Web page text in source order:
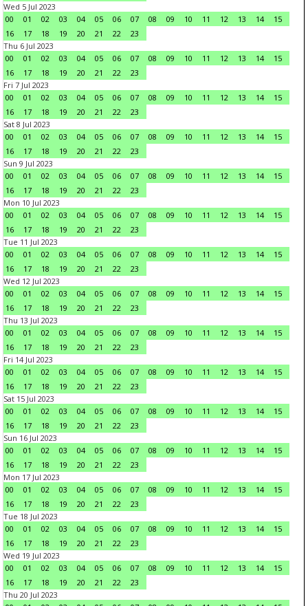
Wed 5 Jul 2023
00
01 02 03 04 05 06 07 08 09 10 11 12 13 14
15
16
17 18 19 20 21 22
23
Thu 6 Jul 2023
00
01 02 03 04 05 06 07 08 09 10 11 12 13 14
15
16
17 18 19 20 21 22
23
Fri 7 Jul 2023
00
01 02 03 04 05 06 07 08 09 10 11 12 13 14
15
16
17 18 19 20 21 22
23
Sat 8 Jul 2023
00
01 02 03 04 05 06 07 08 09 10 11 12 13 14
15
16
17 18 19 20 21 22
23
Sun 9 Jul 2023
00
01 02 03 04 05 06 07 08 09 10 11 12 13 14
15
16
17 18 19 20 21 22
23
Mon 10 Jul 2023
00
01 02 03 04 05 06 07 08 09 10 11 12 13 14
15
16
17 18 19 20 21 22
23
Tue 11 Jul 2023
00
01 02 03 04 05 06 07 08 09 10 11 12 13 14
15
16
17 18 19 20 21 22
23
Wed 12 Jul 2023
00
01 02 03 04 05 06 07 08 09 10 11 12 13 14
15
16
17 18 19 20 21 22
23
Thu 13 Jul 2023
00
01 02 03 04 05 06 07 08 09 10 11 12 13 14
15
16
17 18 19 20 21 22
23
Fri 14 Jul 2023
00
01 02 03 04 05 06 07 08 09 10 11 12 13 14
15
16
17 18 19 20 21 22
23
Sat 15 Jul 2023
00
01 02 03 04 05 06 07 08 09 10 11 12 13 14
15
16
17 18 19 20 21 22
23
Sun 16 Jul 2023
00
01 02 03 04 05 06 07 08 09 10 11 12 13 14
15
16
17 18 19 20 21 22
23
Mon 17 Jul 2023
00
01 02 03 04 05 06 07 08 09 10 11 12 13 14
15
16
17 18 19 20 21 22
23
Tue 18 Jul 2023
00
01 02 03 04 05 06 07 08 09 10 11 12 13 14
15
16
17 18 19 20 21 22
23
Wed 19 Jul 2023
00
01 02 03 04 05 06 07 08 09 10 11 12 13 14
15
16
17 18 19 20 21 22
23
Thu 20 Jul 2023